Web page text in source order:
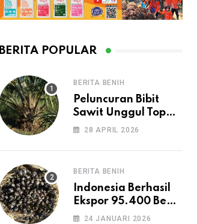
BERITA POPULAR
BERITA BENIH
Peluncuran Bibit
Sawit Unggul Topaz
oleh Asian Agri di
Peningkatan
28 APRIL 2026
BERITA BENIH
Indonesia Berhasil
Ekspor 95.400 Benih
Sawit ke Peru
24 JANUARI 2026